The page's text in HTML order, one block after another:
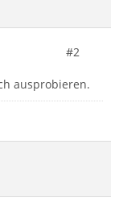
#2
ausprobieren.